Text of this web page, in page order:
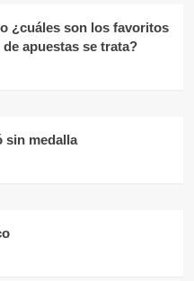
¿cuáles son los favoritos
apuestas se trata?
sin medalla